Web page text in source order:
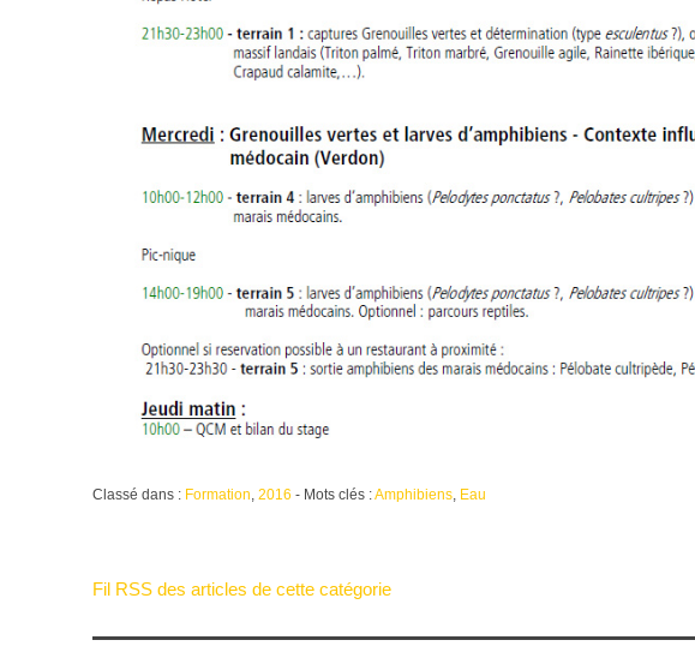
Classé dans : Formation 2016 - Mots clés :Amphibiens, Eau
Fil RSS des articles de cette catégorie